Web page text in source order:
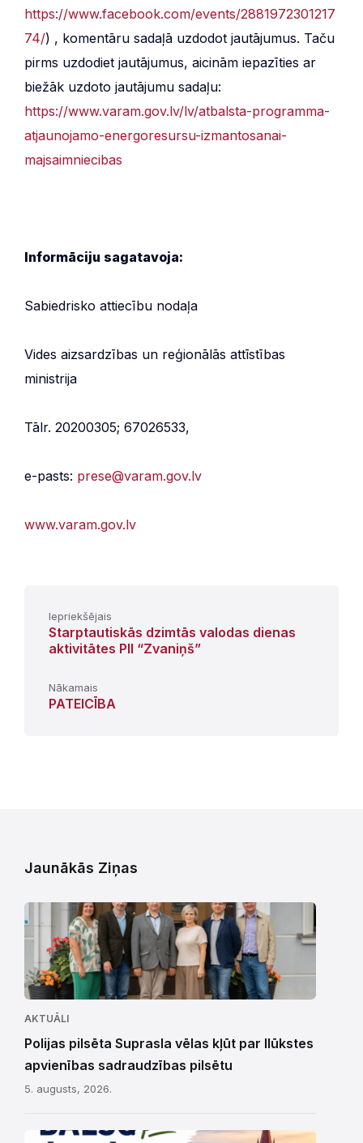
https://www.facebook.com/events/2881972301217
74/) , komentāru sadaļā uzdodot jautājumus. Taču
pirms uzdodiet jautājumus, aicinām iepazīties ar
biežāk uzdoto jautājumu sadaļu:
https://www.varam.gov.lv/lv/atbalsta-programma-
atjaunojamo-energoresursu-izmantosanai-
majsaimniecibas
Informāciju sagatavoja:
Sabiedrisko attiecību nodaļa
Vides aizsardzības un reģionālās attīstības
ministrija
Tālr. 20200305; 67026533,
e-pasts: prese@varam.gov.lv
www.varam.gov.lv
Iepriekšējais
Starptautiskās dzimtās valodas dienas
aktivitātes PII “Zvaniņš”
Nākamais
PATEICĪBA
Jaunākās Ziņas
AKTUĀLI
Polijas pilsēta Suprasla vēlas kļūt par Ilūkstes
apvienības sadraudzības pilsētu
5. augusts, 2026.